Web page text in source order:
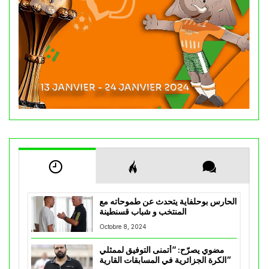
الحارس بوحلفاية يتحدث عن طموحاته مع
المنتخب و شباب قسنطينة
Octobre 8, 2024
مضوي يصرّح: “أتمنى التوفيق لممثلي
الكرة الجزائرية في المسابقات القارية”